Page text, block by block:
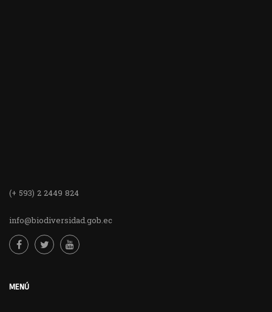
(+ 593) 2 2449 824
info@biodiversidad.gob.ec
MENÚ